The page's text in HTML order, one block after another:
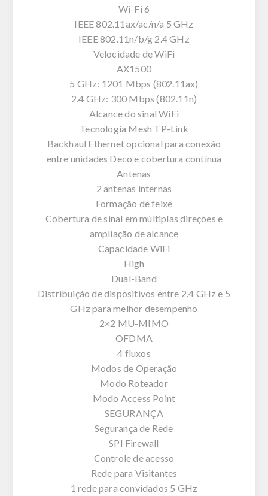
Wi-Fi 6
IEEE 802.11ax/ac/n/a 5 GHz
IEEE 802.11n/b/g 2.4 GHz
Velocidade de WiFi
AX1500
5 GHz: 1201 Mbps (802.11ax)
2.4 GHz: 300 Mbps (802.11n)
Alcance do sinal WiFi
Tecnologia Mesh TP-Link
Backhaul Ethernet opcional para conexão
entre unidades Deco e cobertura contínua
Antenas
2 antenas internas
Formação de feixe
Cobertura de sinal em múltiplas direções e
ampliação de alcance
Capacidade WiFi
High
Dual-Band
Distribuição de dispositivos entre 2.4 GHz e 5
GHz para melhor desempenho
2×2 MU-MIMO
OFDMA
4 fluxos
Modos de Operação
Modo Roteador
Modo Access Point
SEGURANÇA
Segurança de Rede
SPI Firewall
Controle de acesso
Rede para Visitantes
1 rede para convidados 5 GHz